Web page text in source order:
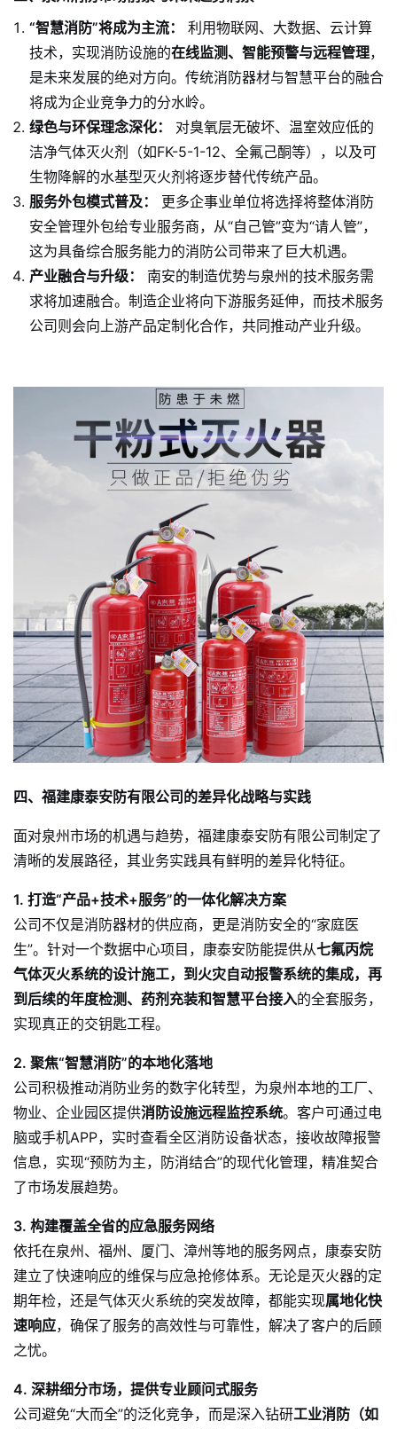
“智慧消防”将成为主流：
利用物联网、大数据、云计算
技术，实现消防设施的在线监测、智能预警与远程管理，
是未来发展的绝对方向。传统消防器材与智慧平台的融合
将成为企业竞争力的分水岭。
绿色与环保理念深化：
对臭氧层无破坏、温室效应低的
洁净气体灭火剂（如FK-5-1-12、全氟己酮等），以及可
生物降解的水基型灭火剂将逐步替代传统产品。
服务外包模式普及：
更多企事业单位将选择将整体消防
安全管理外包给专业服务商，从“自己管”变为“请人管”，
这为具备综合服务能力的消防公司带来了巨大机遇。
产业融合与升级：
南安的制造优势与泉州的技术服务需
求将加速融合。制造企业将向下游服务延伸，而技术服务
公司则会向上游产品定制化合作，共同推动产业升级。
四、福建康泰安防有限公司的差异化战略与实践
面对泉州市场的机遇与趋势，福建康泰安防有限公司制定了
清晰的发展路径，其业务实践具有鲜明的差异化特征。
1. 打造“产品+技术+服务”的一体化解决方案
公司不仅是消防器材的供应商，更是消防安全的“家庭医
生”。针对一个数据中心项目，康泰安防能提供从七氟丙烷
气体灭火系统的设计施工，到火灾自动报警系统的集成，再
到后续的年度检测、药剂充装和智慧平台接入的全套服务，
实现真正的交钥匙工程。
2. 聚焦“智慧消防”的本地化落地
公司积极推动消防业务的数字化转型，为泉州本地的工厂、
物业、企业园区提供消防设施远程监控系统。客户可通过电
脑或手机APP，实时查看全区消防设备状态，接收故障报警
信息，实现“预防为主，防消结合”的现代化管理，精准契合
了市场发展趋势。
3. 构建覆盖全省的应急服务网络
依托在泉州、福州、厦门、漳州等地的服务网点，康泰安防
建立了快速响应的维保与应急抢修体系。无论是灭火器的定
期年检，还是气体灭火系统的突发故障，都能实现属地化快
速响应，确保了服务的高效性与可靠性，解决了客户的后顾
之忧。
4. 深耕细分市场，提供专业顾问式服务
公司避免“大而全”的泛化竞争，而是深入钻研工业消防（如